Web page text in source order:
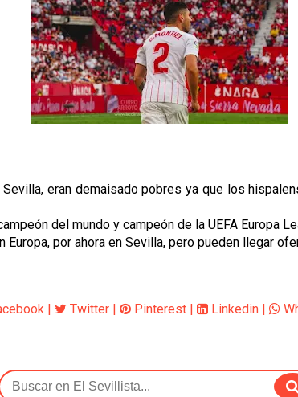
eran demaisado pobres ya que los
del mundo y campeón de la UEFA Europa
por ahora en Sevilla, pero pueden llegar
| Twitter | Pinterest | Linkedin |